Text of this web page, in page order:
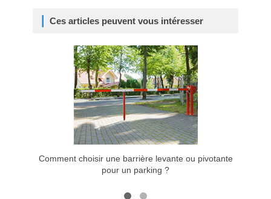
Ces articles peuvent vous intéresser
Comment choisir une barrière levante ou pivotante
pour un parking ?